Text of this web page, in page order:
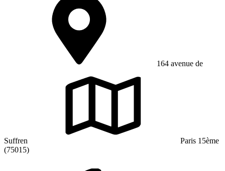
164 avenue de
Suffren
Paris 15ème
(75015)